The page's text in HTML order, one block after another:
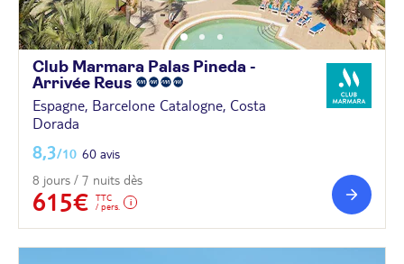
Club Marmara Palas Pineda -
Arrivée Reus
Espagne, Barcelone Catalogne, Costa
Dorada
8,3/10 60 avis
8 jours / 7 nuits dès
615€
TTC
/ pers.